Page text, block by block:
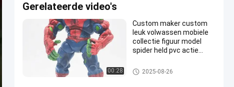
Gerelateerde video's
00:28
Custom maker custom
leuk volwassen mobiele
collectie figuur model
spider held pvc actie
Plastic figuur/figuur/figuur/fig
uur
2025-08-26